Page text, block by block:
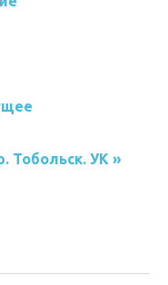
Тобольск. УК »